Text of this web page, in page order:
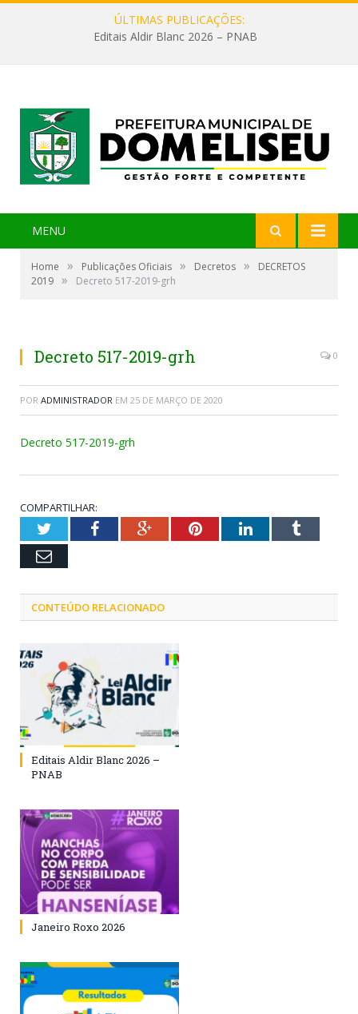
ÚLTIMAS PUBLICAÇÕES:
Editais Aldir Blanc 2026 – PNAB
MENU
Home » Publicações Oficiais » Decretos »
DECRETOS
2019 » Decreto 517-2019-grh
Decreto 517-2019-grh 0
POR ADMINISTRADOR EM 25 DE MARÇO DE 2020
Decreto 517-2019-grh
COMPARTILHAR:
TwitterFacebookGoogle+PinterestLinkedInTumblr
Email
CONTEÚDO RELACIONADO
Editais Aldir Blanc 2026 –
PNAB
Janeiro Roxo 2026